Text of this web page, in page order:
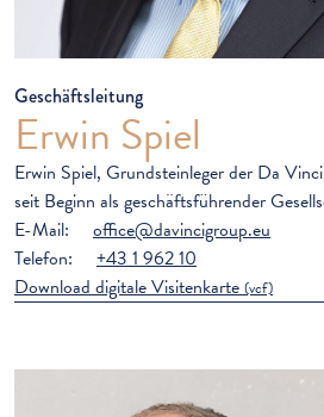
Geschäftsleitung
Erwin Spiel
Erwin Spiel, Grundsteinleger der Da
seit Beginn als geschäftsführender
E-Mail:
office@davincigroup.eu
Telefon:
+43 1 962 10
Download digitale Visitenkarte(vcf)